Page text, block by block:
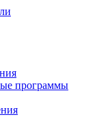
программы